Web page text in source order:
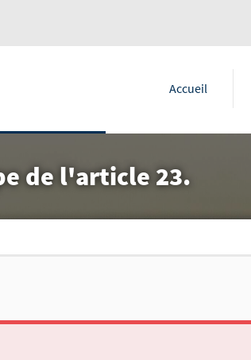
Accueil
de l'article 23.